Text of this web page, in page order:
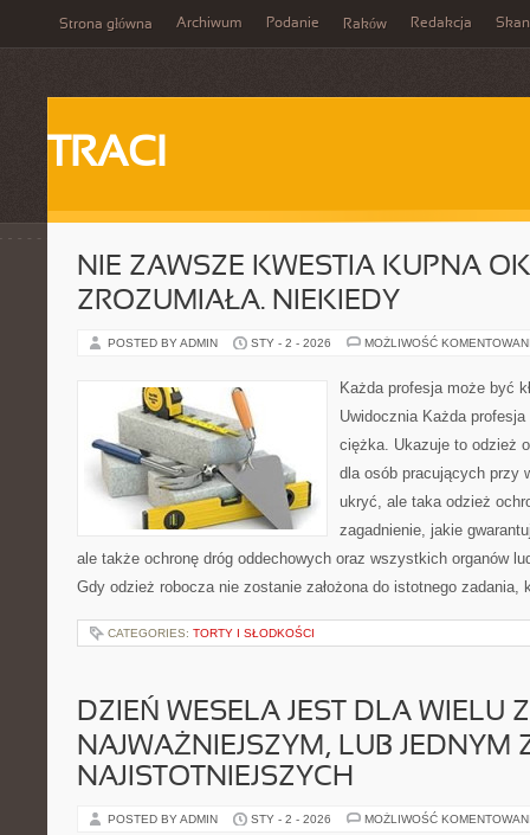
Strona główna Archiwum Podanie Raków Redakcja
TRACI
NIE ZAWSZE KWESTIA KUPNA
ZROZUMIAŁA. NIEKIEDY
POSTED BY ADMIN STY - 2 - 2026 MOŻLIWOŚĆ
Każda profesja może być
Uwidocznia Każda
ciężka. Ukazuje to odzież
dla osób pracujących przy
ukryć, ale taka odzież
zagadnienie, jakie
ale także ochronę dróg oddechowych oraz wszystkich organów
Gdy odzież robocza nie zostanie założona do istotnego
CATEGORIES: TORTY I SŁODKOŚCI
DZIEŃ WESELA JEST DLA WIELU
NAJWAŻNIEJSZYM, LUB JEDNYM
NAJISTOTNIEJSZYCH
POSTED BY ADMIN STY - 2 - 2026 MOŻLIWOŚĆ